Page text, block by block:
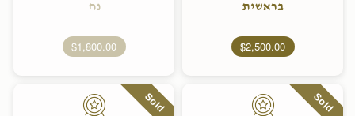
בראשית
$2,500.00
נח
$1,800.00
Sold
Sold